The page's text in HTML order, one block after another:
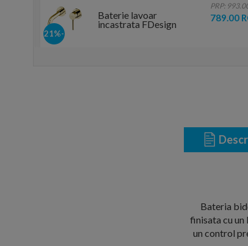
-21%
Baterie lavoar
incastrata FDesign
Flusso auriu lucios
PRP:
789.00
Bateria
finisata cu un
un control